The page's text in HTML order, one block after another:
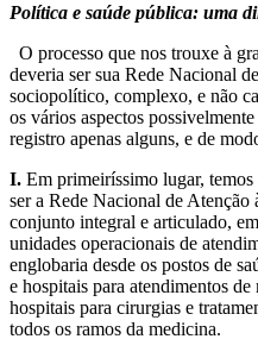
Política e saúde pública: uma
O processo que nos trouxe à
deveria ser sua Rede Nacional
sociopolítico, complexo, e não
os vários aspectos
registro apenas alguns, e de
I. Em primeiríssimo lugar,
ser a Rede Nacional de Atenção
conjunto integral e articulado,
unidades operacionais de
englobaria desde os postos de
e hospitais para atendimentos
hospitais para cirurgias e
todos os ramos da medicina.